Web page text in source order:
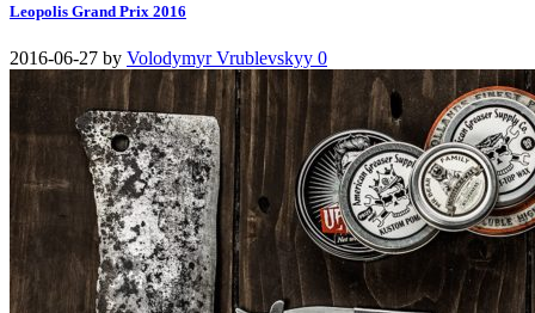
Leopolis Grand Prix 2016
2016-06-27 by Volodymyr Vrublevskyy 0